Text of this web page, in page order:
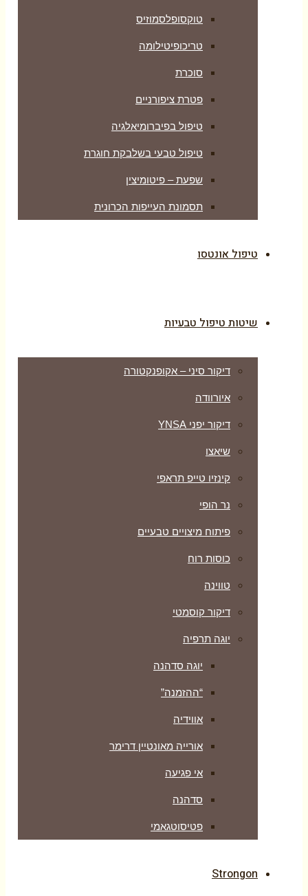
טוקסופלסמוזיס
טריכופיטילומה
סוכרת
פטרת ציפורניים
טיפול בפיברומיאלגיה
טיפול טבעי בשלבקת חוגרת
שפעת – פיטומיצין
תסמונת העייפות הכרונית
טיפול אונטסו
שיטות טיפול טבעיות
דיקור סיני – אקופנקטורה
איורוודה
דיקור יפני YNSA
שיאצו
קינזיו טייפ תראפי
נר הופי
פיתוח מיצויים טבעיים
כוסות רוח
טווינה
דיקור קוסמטי
יוגה תרפיה
יוגה סדהנה
“ההזמנה”
אווידיה
אורייה מאונטיין דרימר
אי פגיעה
סדהנה
פטיסוטגאמי
Strongon